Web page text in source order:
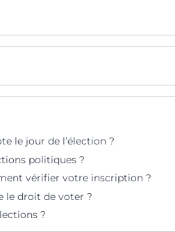
le jour de l’élection ?
politiques ?
vérifier votre inscription ?
le droit de voter ?
?